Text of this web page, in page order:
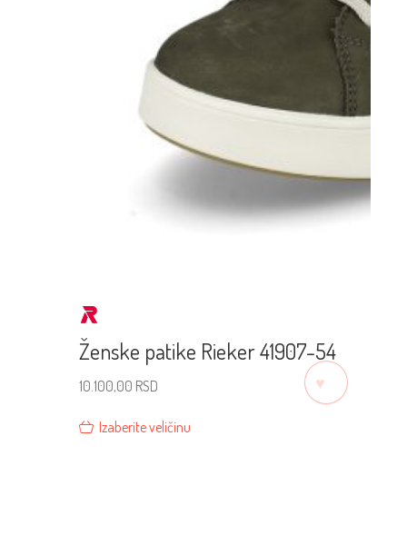
Ženske patike Rieker 41907-54
10.100,00 RSD
Izaberite veličinu